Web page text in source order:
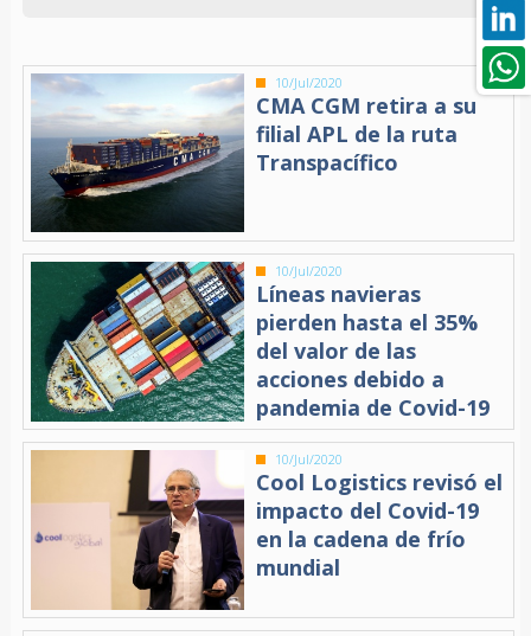
10/Jul/2020
CMA CGM retira a su
filial APL de la ruta
Transpacífico
10/Jul/2020
Líneas navieras
pierden hasta el 35%
del valor de las
acciones debido a
pandemia de Covid-19
10/Jul/2020
Cool Logistics revisó el
impacto del Covid-19
en la cadena de frío
mundial